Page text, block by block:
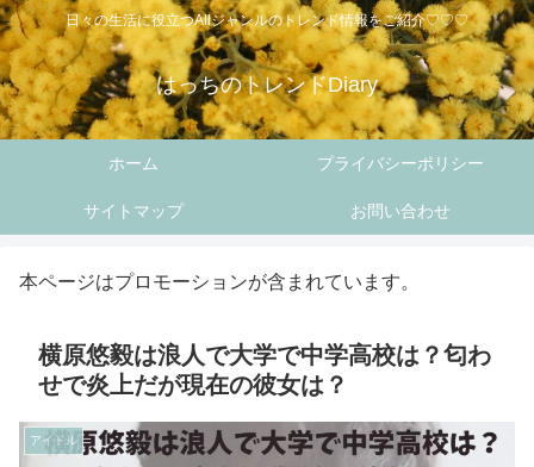
日々の生活に役立つAllジャンルのトレンド情報をご紹介♡♡♡
はっちのトレンドDiary
ホーム プライバシーポリシー
サイトマップ お問い合わせ
本ページはプロモーションが含まれています。
横原悠毅は浪人で大学で中学高校は？匂わ
せで炎上だが現在の彼女は？
アイドル